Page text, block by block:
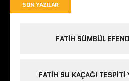
SON YAZILAR
FATIH SÜMBÜL
FATIH SU KAÇAĞI TESPITI